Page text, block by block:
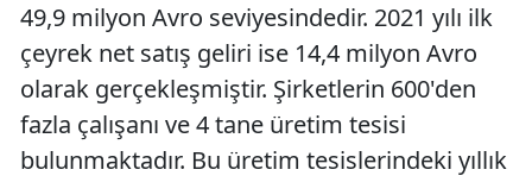
49,9 milyon Avro seviyesindedir. 2021 yılı ilk
çeyrek net satış geliri ise 14,4 milyon Avro
olarak gerçekleşmiştir. Şirketlerin 600'den
fazla çalışanı ve 4 tane üretim tesisi
bulunmaktadır. Bu üretim tesislerindeki yıllık